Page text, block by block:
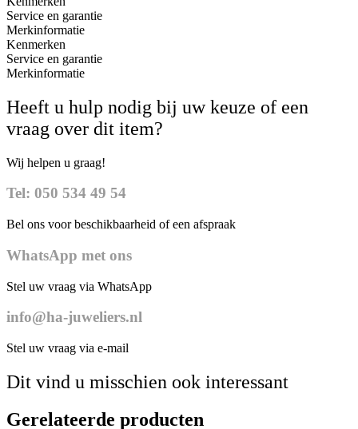
Service en garantie
Merkinformatie
Kenmerken
Service en garantie
Merkinformatie
Heeft u hulp nodig bij uw keuze of een
vraag over dit item?
Wij helpen u graag!
Tel: 050 534 49 54
Bel ons voor beschikbaarheid of een afspraak
WhatsApp met ons
Stel uw vraag via WhatsApp
info@ha-juweliers.nl
Stel uw vraag via e-mail
Dit vind u misschien ook interessant
Gerelateerde producten